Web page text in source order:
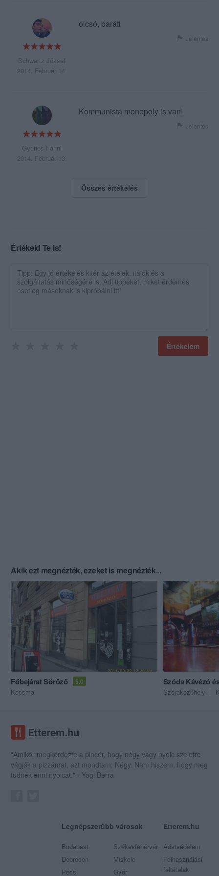
Schwartz József
2014. Február 14.
olcsó, baráti
Jelentés
Gyenes Fanni
2014. Február 13.
Kommunista monopoly is van!
Jelentés
Összes értékelés
Értékeld Te is!
Értékelem
Akik ezt megnézték, ezeket is megnézték...
Főbejárat Söröző 5.0
Kocsma
Szóda Kávézó
Szórakozóhely
"Amikor megkérdezte a pincér, hogy négy vagy nyolc szeletre
vágják a pizzámat, azt mondtam; Négy. Nem hiszem, hogy meg
tudnék enni nyolcat." - Yogi Berra
Legnépszerűbb városok
Budapest
Debrecen
Pécs
Székesfehérvár
Miskolc
Győr
Etterem.hu
Adatvédelem
Felhasználási
feltételek